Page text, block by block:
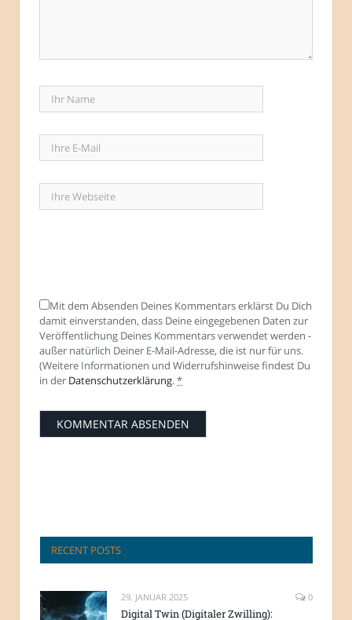
Mit dem Absenden Deines Kommentars erklärst Du Dich
damit einverstanden, dass Deine eingegebenen Daten zur
Veröffentlichung Deines Kommentars verwendet werden -
außer natürlich Deiner E-Mail-Adresse, die ist nur für uns.
(Weitere Informationen und Widerrufshinweise findest Du
in der Datenschutzerklärung.*
RECENT POSTS
29. JANUAR 2025 0
Digital Twin (Digitaler Zwilling):